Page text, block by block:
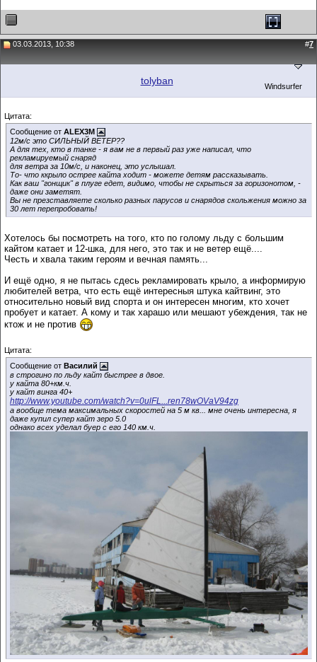
03.03.2013, 10:38 #7
tolyban Windsurfer
Цитата:
Сообщение от ALEX3M
12м/с это СИЛЬНЫЙ ВЕТЕР??
А для тех, кто в танке - я вам не в первый раз уже написал, что
рекламируемый снаряд
для ветра за 10м/с, и наконец, это услышал.
То- что ккрыло острее кайта ходит - можете детям рассказывать.
Как ваш "гонщик" в плуге едет, видимо, чтобы не скрыться за горизонотом, -
даже они заметят.
Вы не презставляете сколько разных парусов и снарядов скольжения можно за
30 лет перепробовать!
Хотелось бы посмотреть на того, кто по голому льду с большим
кайтом катает и 12-шка, для него, это так и не ветер ещё....
Честь и хвала таким героям и вечная память...
И ещё одно, я не пытась сдесь рекламировать крыло, а информирую
любителей ветра, что есть ещё интересныя штука кайтвинг, это
относительно новый вид спорта и он интересен многим, кто хочет
пробует и катает. А кому и так харашо или мешают убеждения, так не
ктож и не против
Цитата:
Сообщение от Василий
в строгино по льду кайт быстрее в двое.
у кайта 80+км.ч.
у кайт винга 40+
http://www.youtube.com/watch?v=0ulFL...ren78wOVaV94zg
а вообще тема максимальных скоростей на 5 м кв... мне очень интересна, я
даже купил супер кайт зеро 5.0
однако всех уделал буер с его 140 км.ч.